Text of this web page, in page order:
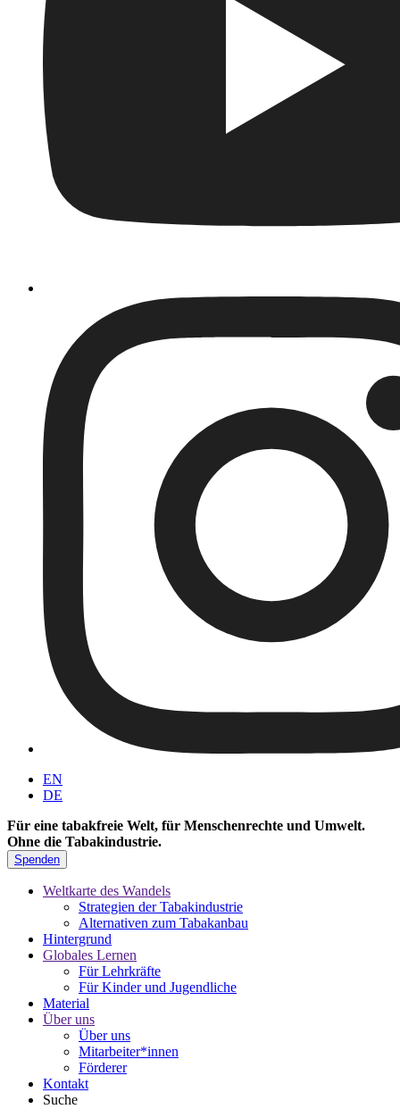
EN
DE
Für eine tabakfreie Welt, für Menschenrechte und Umwelt.
Ohne die Tabakindustrie.
Spenden
Weltkarte des Wandels
Strategien der Tabakindustrie
Alternativen zum Tabakanbau
Hintergrund
Globales Lernen
Für Lehrkräfte
Für Kinder und Jugendliche
Material
Über uns
Über uns
Mitarbeiter*innen
Förderer
Kontakt
Suche